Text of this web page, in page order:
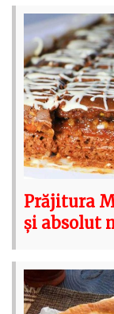
Prăjitura
și absolut